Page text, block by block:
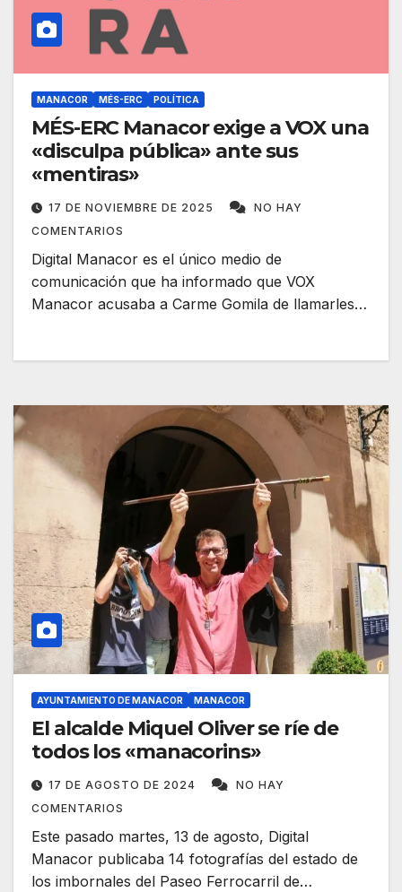
MANACOR MÉS-ERC POLÍTICA
MÉS-ERC Manacor exige a VOX una
«disculpa pública» ante sus
«mentiras»
17 DE NOVIEMBRE DE 2025
NO HAY
COMENTARIOS
Digital Manacor es el único medio de
comunicación que ha informado que VOX
Manacor acusaba a Carme Gomila de llamarles…
AYUNTAMIENTO DE MANACOR MANACOR
El alcalde Miquel Oliver se ríe de
todos los «manacorins»
17 DE AGOSTO DE 2024
NO HAY
COMENTARIOS
Este pasado martes, 13 de agosto, Digital
Manacor publicaba 14 fotografías del estado de
los imbornales del Paseo Ferrocarril de…